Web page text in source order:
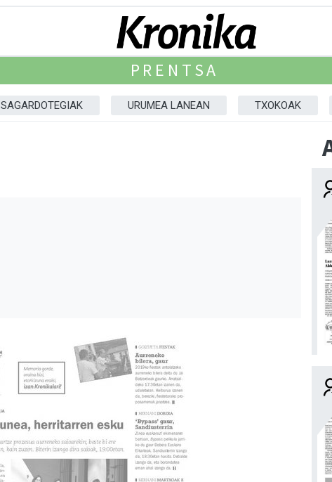
PRENTSA
SAGARDOTEGIAK URUMEA LANEAN TXOKOAK